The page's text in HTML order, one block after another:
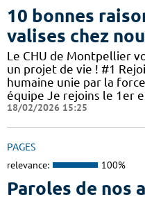
10 bonnes
valises chez
Le CHU de Montpellier
un projet de vie ! #1
humaine unie par la
équipe Je rejoins le 1er
18/02/2026 15:25
PAGES
relevance: 100%
Paroles de nos